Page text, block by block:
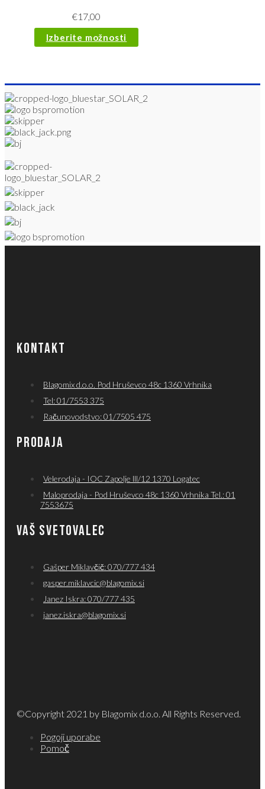
€17,00
Izberite možnosti
KONTAKT
Blagomix d.o.o. Pod Hruševco 48c 1360 Vrhnika
Tel: 01/7553 375
Računovodstvo: 01/7505 475
PRODAJA
Velerodaja - IOC Zapolje lll/12 1370 Logatec
Maloprodaja - Pod Hruševco 48c 1360 Vrhnika Tel.: 01
7553675
VAŠ SVETOVALEC
Gašper Miklavčič: 070/777 434
gasper.miklavcic@blagomix.si
Janez Iskra: 070/777 435
janez.iskra@blagomix.si
©Copyright 2021 by Blagomix d.o.o. All Rights Reserved.
Pogoji uporabe
Pomoč